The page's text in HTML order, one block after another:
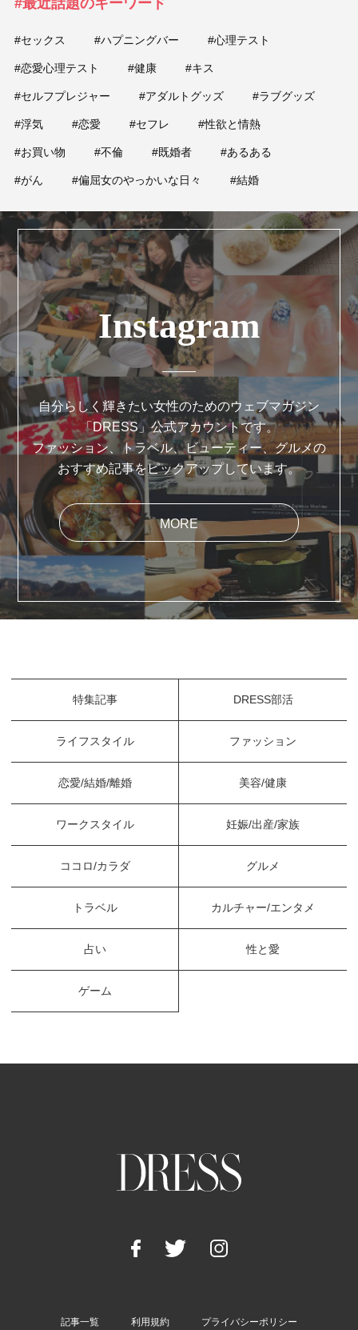
#最近話題のキーワード
#セックス #ハプニングバー #心理テスト
#恋愛心理テスト #健康 #キス
#セルフプレジャー #アダルトグッズ #ラブグッズ
#浮気 #恋愛 #セフレ #性欲と情熱
#お買い物 #不倫 #既婚者 #あるある
#がん #偏屈女のやっかいな日々 #結婚
Instagram
自分らしく輝きたい女性のためのウェブマガジン
「DRESS」公式アカウントです。
ファッション、トラベル、ビューティー、グルメの
おすすめ記事をピックアップしています。
MORE
特集記事 DRESS部活
ライフスタイル ファッション
恋愛/結婚/離婚 美容/健康
ワークスタイル 妊娠/出産/家族
ココロ/カラダ グルメ
トラベル カルチャー/エンタメ
占い 性と愛
ゲーム
記事一覧 利用規約 プライバシーポリシー